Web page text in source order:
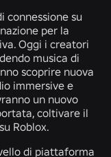
connessione su
per la
Oggi i creatori
musica di
scoprire nuova
immersive e
un nuovo
coltivare il
Roblox.
di piattaforma